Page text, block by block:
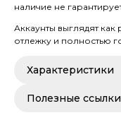
наличие не
Аккаунты выглядят
отлежку и полностью
Характеристики
Полезные ссылки